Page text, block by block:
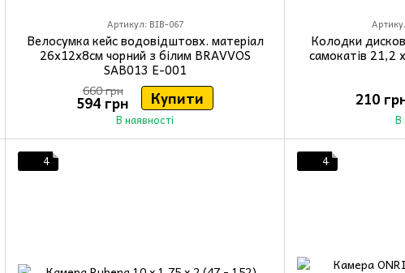
Артикул: BIB-067
Велосумка кейс водовідштовх. матеріал
26x12x8см чорний з білим BRAVVOS
SAB013 E-001
660 грн
594 грн Купити
В наявності
Колодки
самокатів 21,2
210
В
4 4